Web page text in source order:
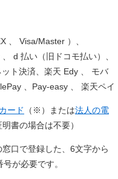
、 Visa/Master ）、
d 払い（旧ドコモ払い）、
ト決済、楽天 Edy 、 モバ
、Pay-easy 、 楽天ペイ
ード （※）または法人の電
明書の場合は不要）
口で登録した、6文字から
が必要です。